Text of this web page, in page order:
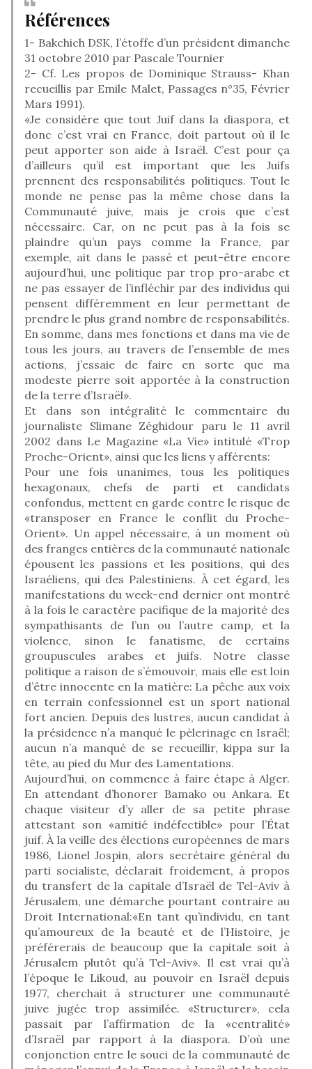
Références
1- Bakchich DSK, l’étoffe d’un président dimanche
31 octobre 2010 par Pascale Tournier
2- Cf. Les propos de Dominique Strauss- Khan
recueillis par Emile Malet, Passages n°35, Février
Mars 1991).
«Je considère que tout Juif dans la diaspora, et
donc c’est vrai en France, doit partout où il le
peut apporter son aide à Israël. C’est pour ça
d’ailleurs qu’il est important que les Juifs
prennent des responsabilités politiques. Tout le
monde ne pense pas la même chose dans la
Communauté juive, mais je crois que c’est
nécessaire. Car, on ne peut pas à la fois se
plaindre qu’un pays comme la France, par
exemple, ait dans le passé et peut-être encore
aujourd’hui, une politique par trop pro-arabe et
ne pas essayer de l’infléchir par des individus qui
pensent différemment en leur permettant de
prendre le plus grand nombre de responsabilités.
En somme, dans mes fonctions et dans ma vie de
tous les jours, au travers de l’ensemble de mes
actions, j’essaie de faire en sorte que ma
modeste pierre soit apportée à la construction
de la terre d’Israël».
Et dans son intégralité le commentaire du
journaliste Slimane Zéghidour paru le 11 avril
2002 dans Le Magazine «La Vie» intitulé «Trop
Proche-Orient», ainsi que les liens y afférents:
Pour une fois unanimes, tous les politiques
hexagonaux, chefs de parti et candidats
confondus, mettent en garde contre le risque de
«transposer en France le conflit du Proche-
Orient». Un appel nécessaire, à un moment où
des franges entières de la communauté nationale
épousent les passions et les positions, qui des
Israéliens, qui des Palestiniens. À cet égard, les
manifestations du week-end dernier ont montré
à la fois le caractère pacifique de la majorité des
sympathisants de l’un ou l’autre camp, et la
violence, sinon le fanatisme, de certains
groupuscules arabes et juifs. Notre classe
politique a raison de s’émouvoir, mais elle est loin
d’être innocente en la matière: La pêche aux voix
en terrain confessionnel est un sport national
fort ancien. Depuis des lustres, aucun candidat à
la présidence n’a manqué le pèlerinage en Israël;
aucun n’a manqué de se recueillir, kippa sur la
tête, au pied du Mur des Lamentations.
Aujourd’hui, on commence à faire étape à Alger.
En attendant d’honorer Bamako ou Ankara. Et
chaque visiteur d’y aller de sa petite phrase
attestant son «amitié indéfectible» pour l’État
juif. À la veille des élections européennes de mars
1986, Lionel Jospin, alors secrétaire général du
parti socialiste, déclarait froidement, à propos
du transfert de la capitale d’Israël de Tel-Aviv à
Jérusalem, une démarche pourtant contraire au
Droit International:«En tant qu’individu, en tant
qu’amoureux de la beauté et de l’Histoire, je
préférerais de beaucoup que la capitale soit à
Jérusalem plutôt qu’à Tel-Aviv». Il est vrai qu’à
l’époque le Likoud, au pouvoir en Israël depuis
1977, cherchait à structurer une communauté
juive jugée trop assimilée. «Structurer», cela
passait par l’affirmation de la «centralité»
d’Israël par rapport à la diaspora. D’où une
conjonction entre le souci de la communauté de